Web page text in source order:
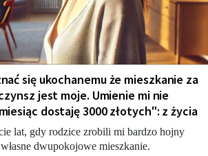
się ukochanemu że mieszkanie za
jest moje. Umienie mi nie
dostaję 3000 złotych": z życia
lat, gdy rodzice zrobili mi bardzo hojny
dwupokojowe mieszkanie.